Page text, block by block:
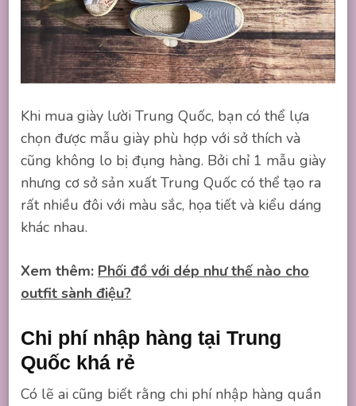
Khi mua giày lười Trung Quốc, bạn có thể lựa
chọn được mẫu giày phù hợp với sở thích và
cũng không lo bị đụng hàng. Bởi chỉ 1 mẫu giày
nhưng cơ sở sản xuất Trung Quốc có thể tạo ra
rất nhiều đôi với màu sắc, họa tiết và kiểu dáng
khác nhau.
Xem thêm: Phối đồ với dép như thế nào cho
outfit sành điệu?
Chi phí nhập hàng tại Trung
Quốc khá rẻ
Có lẽ ai cũng biết rằng chi phí nhập hàng quần